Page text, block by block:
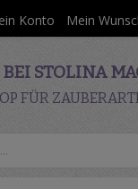
Konto Mein
STOLINA
FÜR